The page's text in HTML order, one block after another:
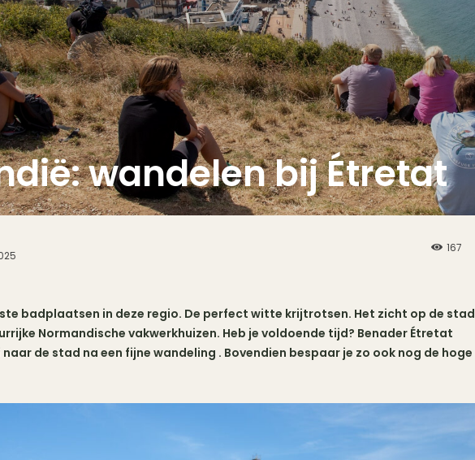
wandelen bij Étretat
167
badplaatsen in deze regio. De perfect witte krijtrotsen. Het zicht op de stad
Normandische vakwerkhuizen. Heb je voldoende tijd? Benader Étretat
de stad na een fijne wandeling . Bovendien bespaar je zo ook nog de hoge